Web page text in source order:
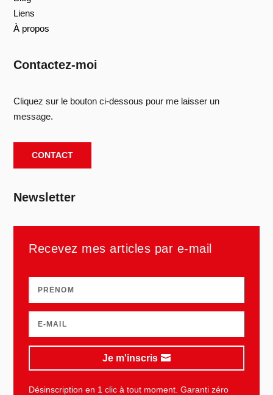
Liens
À propos
Contactez-moi
Cliquez sur le bouton ci-dessous pour me laisser un
message.
CONTACT
Newsletter
Recevez mes articles par e-mail
Je m'inscris
Désinscription en 1 clic à tout moment. Garanti zéro